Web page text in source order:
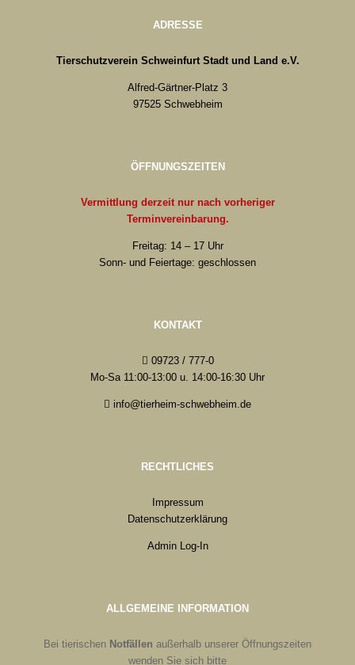
ADRESSE
Tierschutzverein Schweinfurt Stadt und Land e.V.
Alfred-Gärtner-Platz 3
97525 Schwebheim
ÖFFNUNGSZEITEN
Vermittlung derzeit nur nach vorheriger
Terminvereinbarung.
Freitag: 14 – 17 Uhr
Sonn- und Feiertage: geschlossen
KONTAKT
09723 / 777-0
Mo-Sa 11:00-13:00 u. 14:00-16:30 Uhr
info@tierheim-schwebheim.de
RECHTLICHES
Impressum
Datenschutzerklärung
Admin Log-In
ALLGEMEINE INFORMATION
Bei tierischen Notfällen außerhalb unserer Öffnungszeiten
wenden Sie sich bitte